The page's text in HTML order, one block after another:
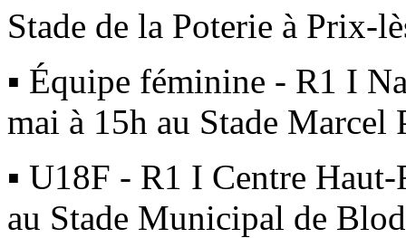
Stade de la Poterie à Prix-
▪ Équipe féminine - R1 I
mai à 15h au Stade Marcel
▪ U18F - R1 I Centre
au Stade Municipal de